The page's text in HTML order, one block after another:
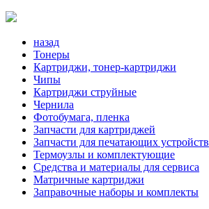
назад
Тонеры
Картриджи, тонер-картриджи
Чипы
Картриджи струйные
Чернила
Фотобумага, пленка
Запчасти для картриджей
Запчасти для печатающих устройств
Термоузлы и комплектующие
Средства и материалы для сервиса
Матричные картриджи
Заправочные наборы и комплекты